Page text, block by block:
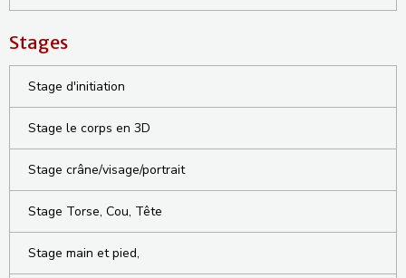
Stages
Stage d'initiation
Stage le corps en 3D
Stage crâne/visage/portrait
Stage Torse, Cou, Tête
Stage main et pied,